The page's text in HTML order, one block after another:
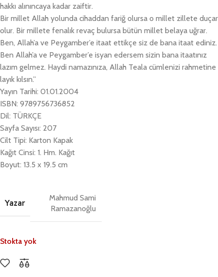
hakkı alınıncaya kadar zaiftir.
Bir millet Allah yolunda cihaddan fariğ olursa o millet zillete duçar
olur. Bir millete fenalık revaç bulursa bütün millet belaya uğrar.
Ben, Allah’a ve Peygamber’e itaat ettikçe siz de bana itaat ediniz.
Ben Allah’a ve Peygamber’e isyan edersem sizin bana itaatınız
lazım gelmez. Haydi namazınıza, Allah Teala cümlenizi rahmetine
layık kılsın.”
Yayın Tarihi: 01.01.2004
ISBN: 9789756736852
Dil: TÜRKÇE
Sayfa Sayısı: 207
Cilt Tipi: Karton Kapak
Kağıt Cinsi: 1. Hm. Kağıt
Boyut: 13.5 x 19.5 cm
Yazar
Mahmud Sami
Ramazanoğlu
Stokta yok